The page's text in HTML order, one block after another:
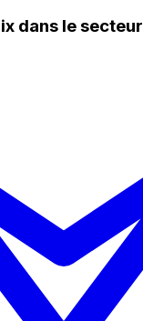
dans le secteur